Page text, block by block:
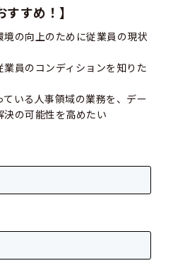
すすめ！】
境の向上のために従業員の現状
業員のコンディションを知りた
いる人事領域の業務を、デー
決の可能性を高めたい